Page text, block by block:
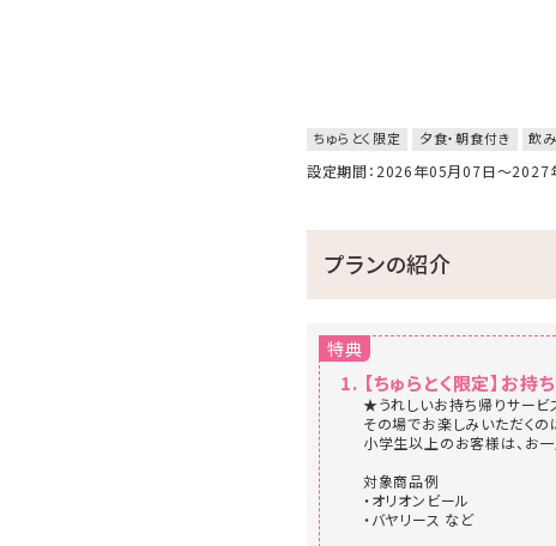
ちゅらとく限定 夕食・朝食付き 飲
設定期間：2026年05月07日～2027
プランの紹介
特典
【ちゅらとく限定】お
★うれしいお持ち帰りサー
その場でお楽しみいただく
小学生以上のお客様は、お
対象商品例
・オリオンビール
・バヤリース など